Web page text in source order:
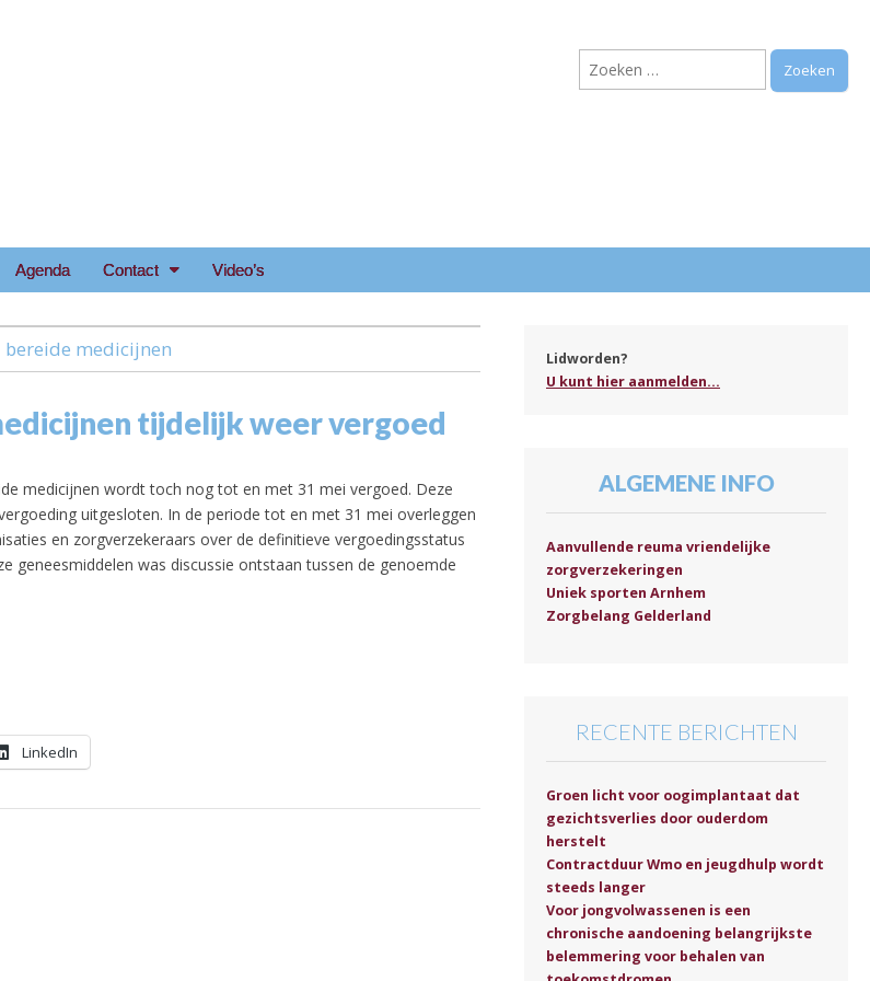
Arnhem e.o.
Zoeken
naar:
Agenda Contact Video’s
bereide medicijnen
tijdelijk weer vergoed
medicijnen wordt toch nog tot en met 31 mei vergoed. Deze
uitgesloten. In de periode tot en met 31 mei overleggen
en zorgverzekeraars over de definitieve vergoedingsstatus
geneesmiddelen was discussie ontstaan tussen de genoemde
LinkedIn
Lidworden?
U kunt hier aanmelden...
ALGEMENE INFO
Aanvullende reuma vriendelijke
zorgverzekeringen
Uniek sporten Arnhem
Zorgbelang Gelderland
RECENTE BERICHTEN
Groen licht voor oogimplantaat dat
gezichtsverlies door ouderdom
herstelt
Contractduur Wmo en jeugdhulp wordt
steeds langer
Voor jongvolwassenen is een
chronische aandoening belangrijkste
belemmering voor behalen van